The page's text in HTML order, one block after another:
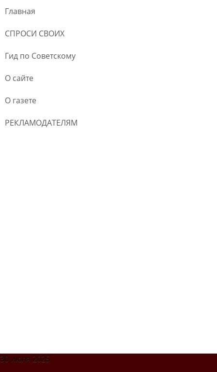
Главная
СПРОСИ СВОИХ
Гид по Советскому
О сайте
О газете
РЕКЛАМОДАТЕЛЯМ
30 июля 2025